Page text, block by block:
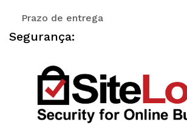
Prazo de entrega
Segurança: